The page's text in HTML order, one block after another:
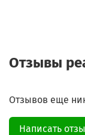
Отзывы
Отзывов еще
Написать